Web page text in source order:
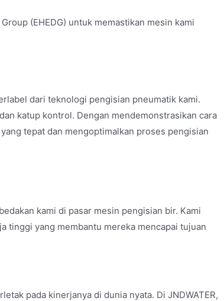
(EHEDG) untuk memastikan mesin kami
dari teknologi pengisian pneumatik kami.
katup kontrol. Dengan mendemonstrasikan cara
tepat dan mengoptimalkan proses pengisian
kami di pasar mesin pengisian bir. Kami
tinggi yang membantu mereka mencapai tujuan
pada kinerjanya di dunia nyata. Di JNDWATER,